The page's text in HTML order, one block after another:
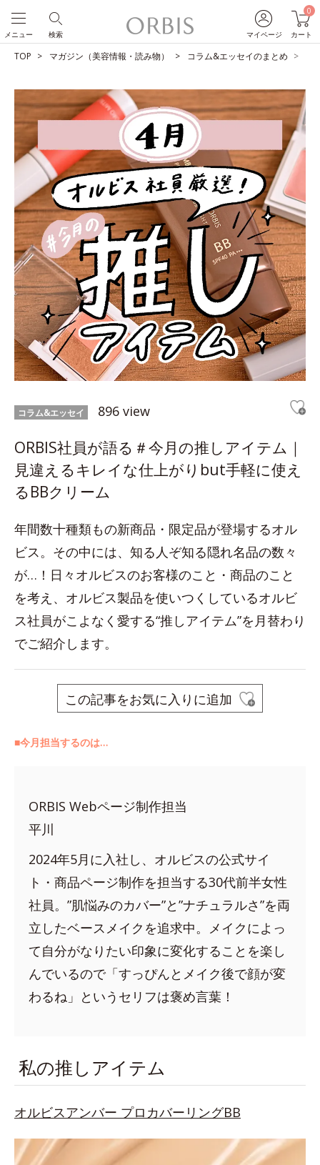
マイページ
0
カート
検索
メニュー
TOP マガジン（美容情報・読み物） コラム&エッセイのまとめ
コラム&エッセイ 896 view
ORBIS社員が語る＃今月の推しアイテム｜
見違えるキレイな仕上がりbut手軽に使え
るBBクリーム
年間数十種類もの新商品・限定品が登場するオル
ビス。その中には、知る人ぞ知る隠れ名品の数々
が…！日々オルビスのお客様のこと・商品のこと
を考え、オルビス製品を使いつくしているオルビ
ス社員がこよなく愛する“推しアイテム”を月替わり
でご紹介します。
この記事をお気に入りに追加
■今月担当するのは…
ORBIS Webページ制作担当
平川
2024年5月に入社し、オルビスの公式サイ
ト・商品ページ制作を担当する30代前半女性
社員。”肌悩みのカバー”と”ナチュラルさ”を両
立したベースメイクを追求中。メイクによっ
て自分がなりたい印象に変化することを楽し
んでいるので「すっぴんとメイク後で顔が変
わるね」というセリフは褒め言葉！
私の推しアイテム
オルビスアンバー プロカバーリングBB